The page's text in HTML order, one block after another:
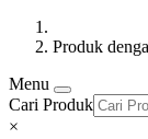
Produk
Menu
Cari Produk
×